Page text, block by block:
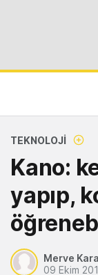
TEKNOLOJI
Kano:
yapıp,
Merve Kara
09 Ekim